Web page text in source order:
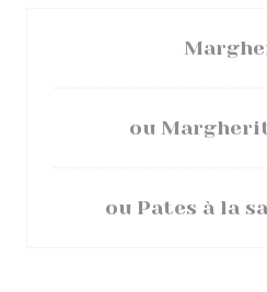
ou
ou Pates à la